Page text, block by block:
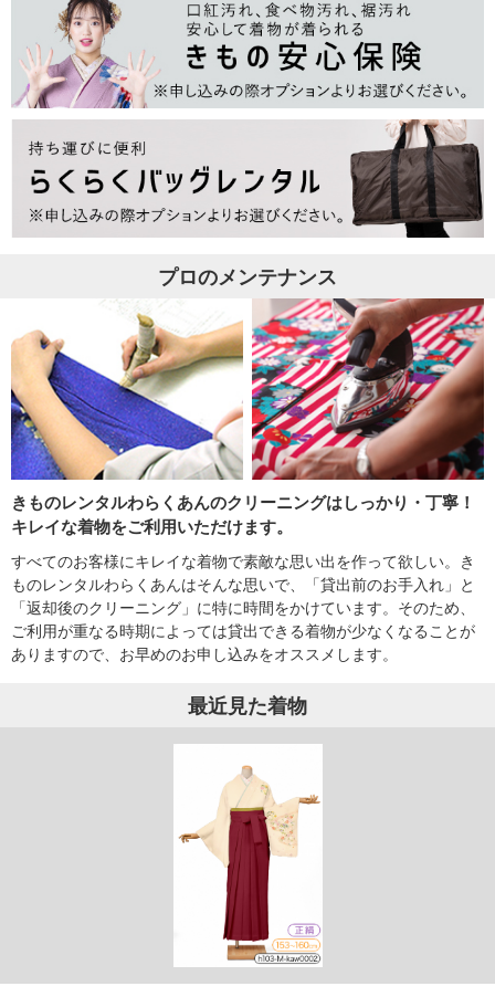
プロのメンテナンス
きものレンタルわらくあんのクリーニングはしっかり・丁寧！
キレイな着物をご利用いただけます。
すべてのお客様にキレイな着物で素敵な思い出を作って欲しい。き
ものレンタルわらくあんはそんな思いで、「貸出前のお手入れ」と
「返却後のクリーニング」に特に時間をかけています。そのため、
ご利用が重なる時期によっては貸出できる着物が少なくなることが
ありますので、お早めのお申し込みをオススメします。
最近見た着物